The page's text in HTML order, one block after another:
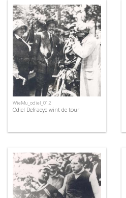
WieMu_odiel_012
Odiel Defraeye wint de tour